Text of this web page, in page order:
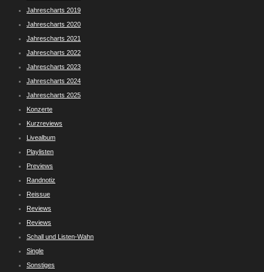
Jahrescharts 2019
Jahrescharts 2020
Jahrescharts 2021
Jahrescharts 2022
Jahrescharts 2023
Jahrescharts 2024
Jahrescharts 2025
Konzerte
Kurzreviews
Livealbum
Playlisten
Previews
Randnotiz
Reissue
Reviews
Reviews
Schall und Listen-Wahn
Single
Sonstiges